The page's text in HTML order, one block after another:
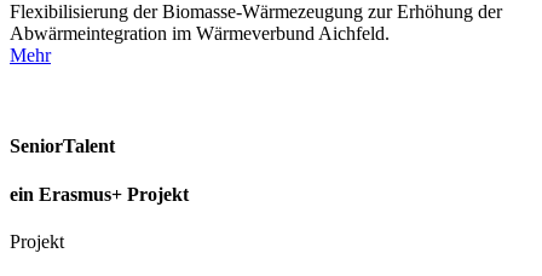
Flexibilisierung der Biomasse-Wärmezeugung zur Erhöhung der
Abwärmeintegration im Wärmeverbund Aichfeld.
Mehr
SeniorTalent
ein Erasmus+ Projekt
Projekt